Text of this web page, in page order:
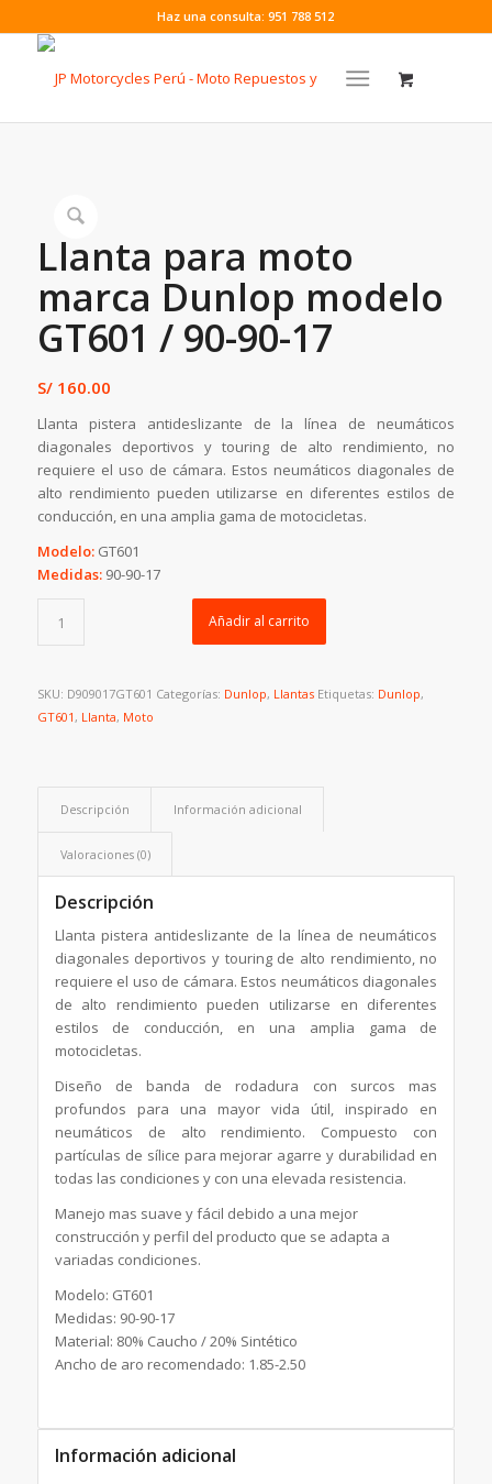
Haz una consulta: 951 788 512
Llanta para moto
marca Dunlop modelo
GT601 / 90-90-17
S/160.00
Llanta pistera antideslizante de la línea de neumáticos
diagonales deportivos y touring de alto rendimiento, no
requiere el uso de cámara. Estos neumáticos diagonales de
alto rendimiento pueden utilizarse en diferentes estilos de
conducción, en una amplia gama de motocicletas.
Modelo:GT601
Medidas:90-90-17
Añadir al carrito
SKU: D909017GT601 Categorías: Dunlop, Llantas Etiquetas: Dunlop,
GT601, Llanta, Moto
Descripción Información adicional
Valoraciones (0)
Descripción
Llanta pistera antideslizante de la línea de neumáticos
diagonales deportivos y touring de alto rendimiento, no
requiere el uso de cámara. Estos neumáticos diagonales
de alto rendimiento pueden utilizarse en diferentes
estilos de conducción, en una amplia gama de
motocicletas.
Diseño de banda de rodadura con surcos mas
profundos para una mayor vida útil, inspirado en
neumáticos de alto rendimiento. Compuesto con
partículas de sílice para mejorar agarre y durabilidad en
todas las condiciones y con una elevada resistencia.
Manejo mas suave y fácil debido a una mejor
construcción y perfil del producto que se adapta a
variadas condiciones.
Modelo: GT601
Medidas: 90-90-17
Material: 80% Caucho / 20% Sintético
Ancho de aro recomendado: 1.85-2.50
Información adicional